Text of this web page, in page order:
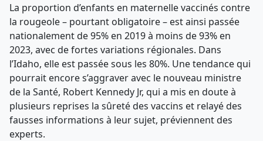
La proportion d’enfants en maternelle vaccinés contre
la rougeole – pourtant obligatoire – est ainsi passée
nationalement de 95% en 2019 à moins de 93% en
2023, avec de fortes variations régionales. Dans
l’Idaho, elle est passée sous les 80%. Une tendance qui
pourrait encore s’aggraver avec le nouveau ministre
de la Santé, Robert Kennedy Jr, qui a mis en doute à
plusieurs reprises la sûreté des vaccins et relayé des
fausses informations à leur sujet, préviennent des
experts.